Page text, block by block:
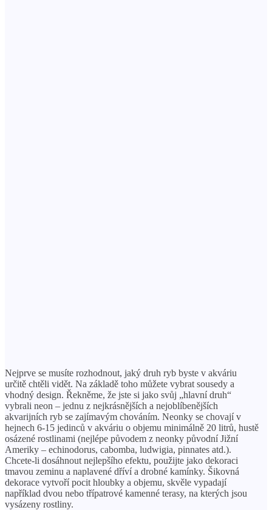
Nejprve se musíte rozhodnout, jaký druh ryb byste v akváriu
určitě chtěli vidět. Na základě toho můžete vybrat sousedy a
vhodný design. Řekněme, že jste si jako svůj „hlavní druh“
vybrali neon – jednu z nejkrásnějších a nejoblíbenějších
akvarijních ryb se zajímavým chováním. Neonky se chovají v
hejnech 6-15 jedinců v akváriu o objemu minimálně 20 litrů, hustě
osázené rostlinami (nejlépe původem z neonky původní Jižní
Ameriky – echinodorus, cabomba, ludwigia, pinnates atd.).
Chcete-li dosáhnout nejlepšího efektu, použijte jako dekoraci
tmavou zeminu a naplavené dříví a drobné kamínky. Šikovná
dekorace vytvoří pocit hloubky a objemu, skvěle vypadají
například dvou nebo třípatrové kamenné terasy, na kterých jsou
vysázeny rostliny.